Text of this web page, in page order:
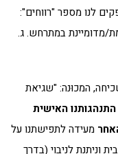
לנו מספר "רווחים":
מדומיינת במתרחש. ג.
המכוּנה: "שגיאת
התנהגותנו האישית
מעידה לתפישתנו על
וניתנת לניבוי (בדרך